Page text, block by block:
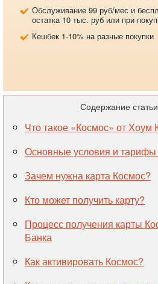
Обслуживание 99 руб/мес и
остатка 10 тыс. руб или при
Кешбек 1-10% на разные покупки
Содержание статьи
Что такое «Космос» от Хоум
Основные условия и тарифы
Зачем нужна карта Космос?
Кто может получить карту?
Процесс получения карты
Банка
Как активировать Космос?